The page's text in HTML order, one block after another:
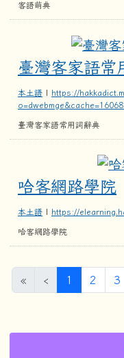
客語萌典
臺灣客家語常
本土語 | https://
臺灣客家語常用詞辭典
哈客網路學院
本土語 | https://
哈客網路學院
« ‹ 1 (目前頁次)
2 3